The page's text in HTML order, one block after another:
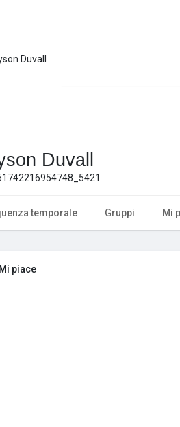
Duvall
temporale Gruppi Mi
Mi piace